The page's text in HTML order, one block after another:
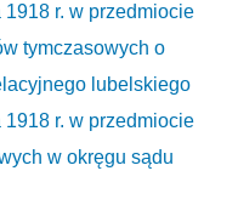
r. w przedmiocie
tymczasowych o
lubelskiego
r. w przedmiocie
w okręgu sądu